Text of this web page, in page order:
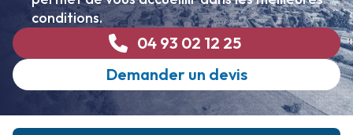
04 93 02 12 25
Demander un devis
conditions.